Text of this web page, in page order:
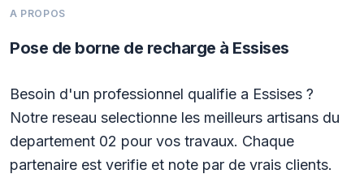
A PROPOS
Pose de borne de recharge à Essises
Besoin d'un professionnel qualifie a Essises ?
Notre reseau selectionne les meilleurs artisans du
departement 02 pour vos travaux. Chaque
partenaire est verifie et note par de vrais clients.